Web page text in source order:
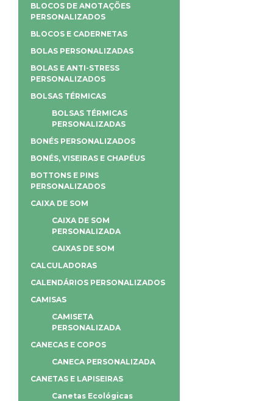
BLOCOS DE ANOTAÇÕES
PERSONALIZADOS
BLOCOS E CADERNETAS
BOLAS PERSONALIZADAS
BOLAS E ANTI-STRESS
PERSONALIZADOS
BOLSAS TÉRMICAS
BOLSAS TÉRMICAS
PERSONALIZADAS
BONÉS PERSONALIZADOS
BONÉS, VISEIRAS E CHAPÉUS
BOTTONS E PINS
PERSONALIZADOS
CAIXA DE SOM
CAIXA DE SOM
PERSONALIZADA
CAIXAS DE SOM
CALCULADORAS
CALENDÁRIOS PERSONALIZADOS
CAMISAS
CAMISETA
PERSONALIZADA
CANECAS E COPOS
CANECA PERSONALIZADA
CANETAS E LAPISEIRAS
Canetas Ecológicas